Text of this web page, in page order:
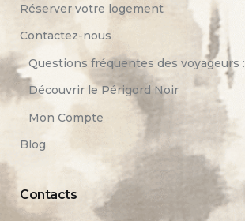
Réserver votre logement
Contactez-nous
Questions fréquentes des voyageurs :
Découvrir le Périgord Noir
Mon Compte
Blog
Contacts